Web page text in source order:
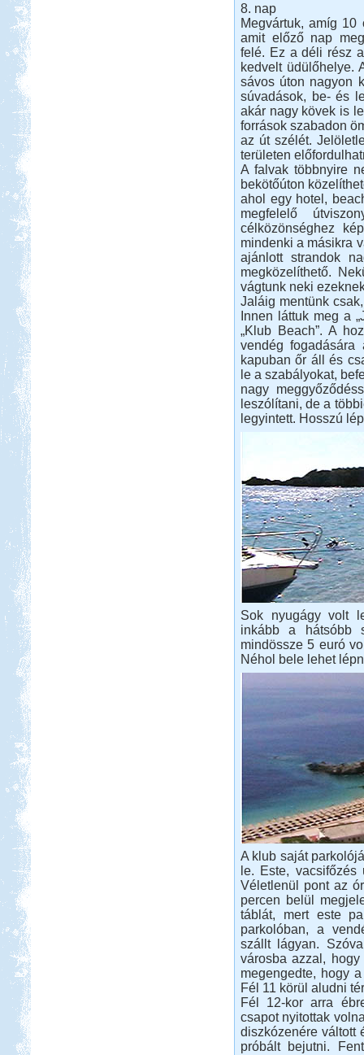
8. nap
Megvártuk, amíg
amit előző nap
felé. Ez a déli rész
kedvelt üdülőhelye.
sávos úton nagyon
súvadások, be- és
akár nagy kövek is
források szabadon
az út szélét.
területen
A falvak többnyire
bekötőúton
ahol egy hotel,
megfelelő
célközönséghez
mindenki a másikra
ajánlott strandok
megközelíthető.
vágtunk neki
Jaláig mentünk
Innen láttuk meg a
„Klub Beach”. A
vendég fogadására
kapuban őr áll és
le a szabályokat,
nagy
leszólítani, de a
legyintett. Hosszú
Sok nyugágy volt
inkább a hátsóbb
mindössze 5 euró
Néhol bele lehet
A klub saját
le. Este,
Véletlenül pont az
percen belül
táblát, mert este
parkolóban, a
szállt lágyan.
városba azzal,
megengedte, hogy
Fél 11 körül aludni
Fél 12-kor arra
csapot nyitottak
diszkózenére váltott
próbált bejutni.